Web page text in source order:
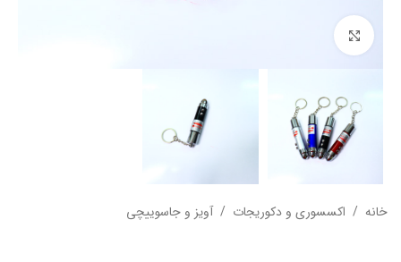
بزرگنمایی تصویر
خانه / اکسسوری و دکوریجات / آویز و جاسوییچی